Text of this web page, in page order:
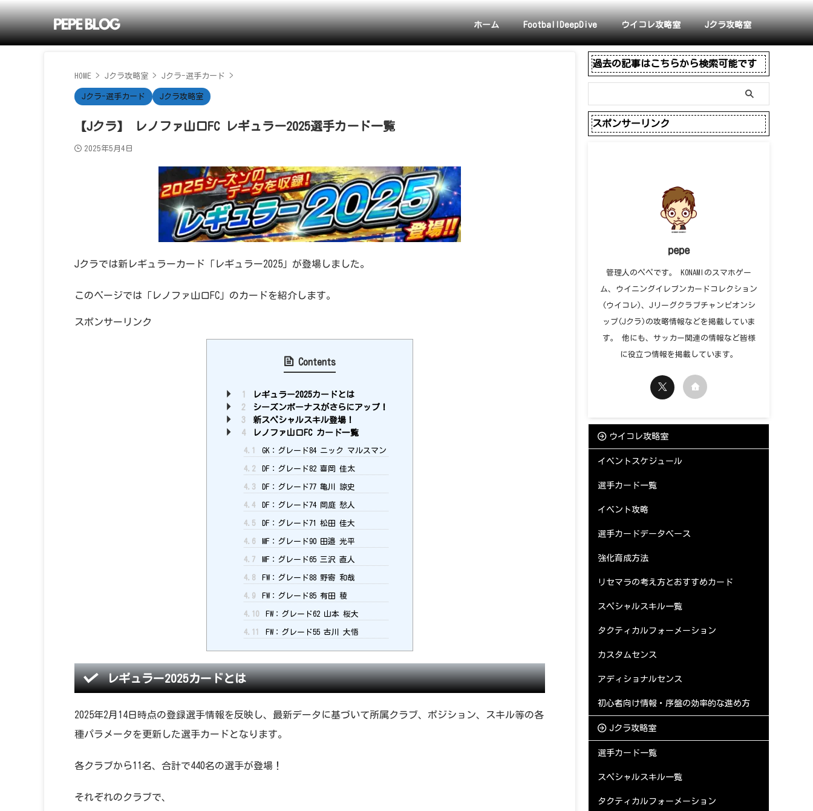
ホーム FootballDeepDive ウイコレ攻略室 Jクラ攻略室
HOME > Jクラ攻略室 > Jクラ-選手カード >
Jクラ-選手カード Jクラ攻略室
【Jクラ】 レノファ山口FC レギュラー2025選手カード一覧
2025年5月4日
Jクラでは新レギュラーカード「レギュラー2025」が登場しました。
このページでは「レノファ山口FC」のカードを紹介します。
スポンサーリンク
Contents
1
レギュラー2025カードとは
2
シーズンボーナスがさらにアップ！
3
新スペシャルスキル登場！
4
レノファ山口FC カード一覧
4.1 GK：グレード84 ニック マルスマン
4.2 DF：グレード82 喜岡 佳太
4.3 DF：グレード77 亀川 諒史
4.4 DF：グレード74 岡庭 愁人
4.5 DF：グレード71 松田 佳大
4.6 MF：グレード90 田邉 光平
4.7 MF：グレード65 三沢 直人
4.8 FW：グレード88 野寄 和哉
4.9 FW：グレード85 有田 稜
4.10 FW：グレード62 山本 桜大
4.11 FW：グレード55 古川 大悟
レギュラー2025カードとは
2025年2月14日時点の登録選手情報を反映し、最新データに基づいて所属クラブ、ポジション、スキル等の各
種パラメータを更新した選手カードとなります。
各クラブから11名、合計で440名の選手が登場！
それぞれのクラブで、
過去の記事はこちらから検索可能です
スポンサーリンク
pepe
管理人のペペです。 KONAMIのスマホゲー
ム、ウイニングイレブンカードコレクション
(ウイコレ)、Jリーグクラブチャンピオンシ
ップ(Jクラ)の攻略情報などを掲載していま
す。 他にも、サッカー関連の情報など皆様
に役立つ情報を掲載しています。
ウイコレ攻略室
イベントスケジュール
選手カード一覧
イベント攻略
選手カードデータベース
強化育成方法
リセマラの考え方とおすすめカード
スペシャルスキル一覧
タクティカルフォーメーション
カスタムセンス
アディショナルセンス
初心者向け情報・序盤の効率的な進め方
Jクラ攻略室
選手カード一覧
スペシャルスキル一覧
タクティカルフォーメーション